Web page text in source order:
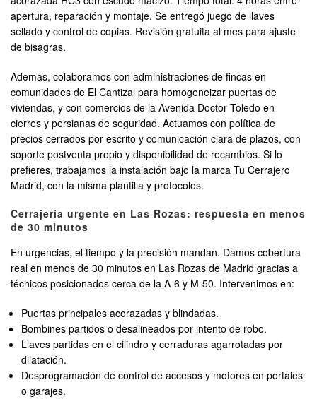
apertura, reparación y montaje. Se entregó juego de llaves
sellado y control de copias. Revisión gratuita al mes para ajuste
de bisagras.
Además, colaboramos con administraciones de fincas en
comunidades de El Cantizal para homogeneizar puertas de
viviendas, y con comercios de la Avenida Doctor Toledo en
cierres y persianas de seguridad. Actuamos con política de
precios cerrados por escrito y comunicación clara de plazos, con
soporte postventa propio y disponibilidad de recambios. Si lo
prefieres, trabajamos la instalación bajo la marca Tu Cerrajero
Madrid, con la misma plantilla y protocolos.
Cerrajería urgente en Las Rozas: respuesta en menos
de 30 minutos
En urgencias, el tiempo y la precisión mandan. Damos cobertura
real en menos de 30 minutos en Las Rozas de Madrid gracias a
técnicos posicionados cerca de la A-6 y M-50. Intervenimos en:
Puertas principales acorazadas y blindadas.
Bombines partidos o desalineados por intento de robo.
Llaves partidas en el cilindro y cerraduras agarrotadas por
dilatación.
Desprogramación de control de accesos y motores en portales
o garajes.